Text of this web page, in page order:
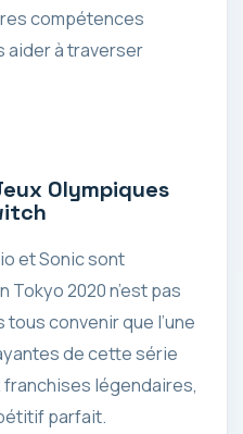
compétences
aider à traverser
Olympiques
et Sonic sont
2020 n’est pas
convenir que l’une
de cette série
franchises légendaires,
parfait.